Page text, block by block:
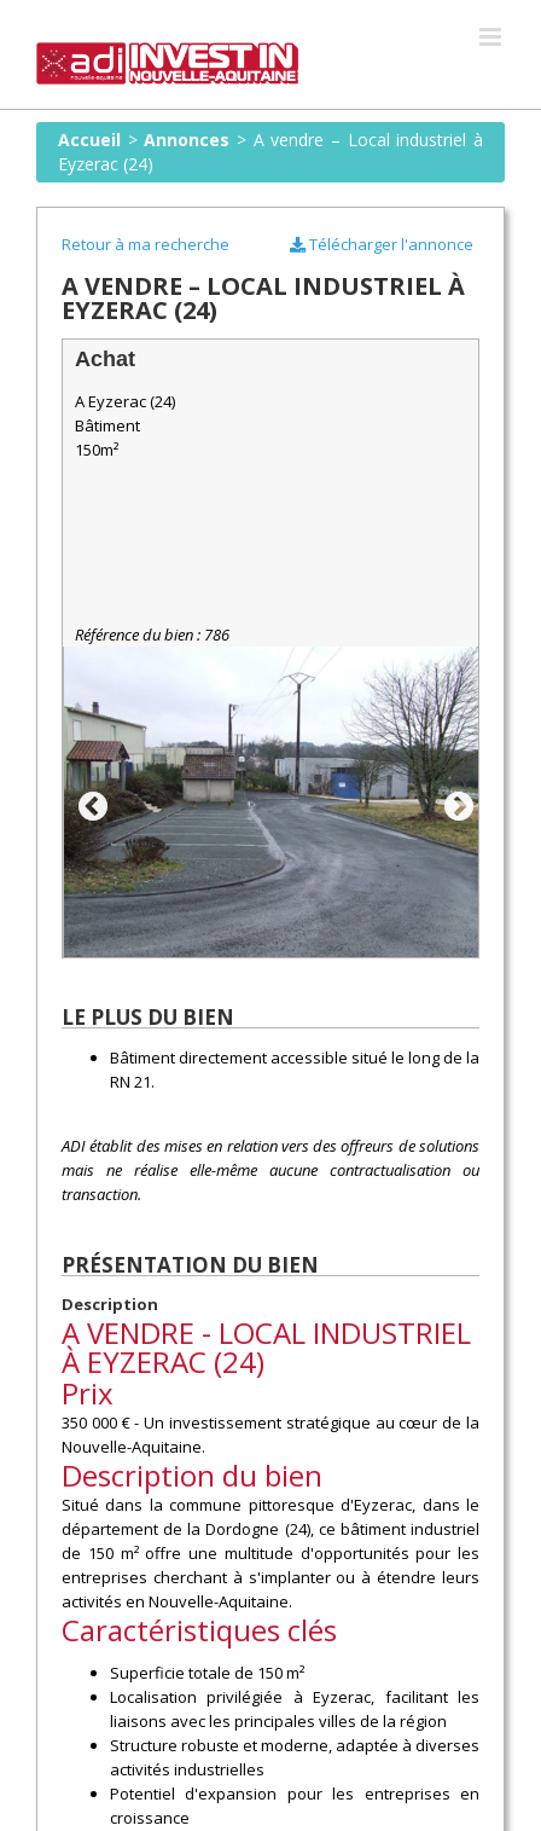
content
Accueil >Annonces > A vendre – Local industriel à
Eyzerac (24)
Retour à ma recherche
A VENDRE – LOCAL INDUSTRIEL À
EYZERAC (24)
Télécharger l'annonce
Achat
A Eyzerac (24)
Bâtiment
150m²
Référence du bien : 786
LE PLUS DU BIEN
Bâtiment directement accessible situé le long de la
RN 21.
ADI établit des mises en relation vers des offreurs de solutions
mais ne réalise elle-même aucune contractualisation ou
transaction.
PRÉSENTATION DU BIEN
Description
A VENDRE - LOCAL INDUSTRIEL
À EYZERAC (24)
Prix
350 000 € - Un investissement stratégique au cœur de la
Nouvelle-Aquitaine.
Description du bien
Situé dans la commune pittoresque d'Eyzerac, dans le
département de la Dordogne (24), ce bâtiment industriel
de 150 m² offre une multitude d'opportunités pour les
entreprises cherchant à s'implanter ou à étendre leurs
activités en Nouvelle-Aquitaine.
Caractéristiques clés
Superficie totale de 150 m²
Localisation privilégiée à Eyzerac, facilitant les
liaisons avec les principales villes de la région
Structure robuste et moderne, adaptée à diverses
activités industrielles
Potentiel d'expansion pour les entreprises en
croissance